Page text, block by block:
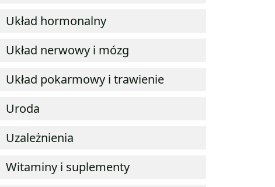
Układ hormonalny
Układ nerwowy i mózg
Układ pokarmowy i trawienie
Uroda
Uzależnienia
Witaminy i suplementy